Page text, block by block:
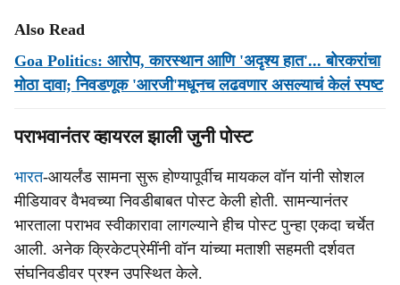
Also Read
Goa Politics: आरोप, कारस्थान आणि 'अदृश्य हात'... बोरकरांचा
मोठा दावा; निवडणूक 'आरजी'मधूनच लढवणार असल्याचं केलं स्पष्ट
पराभवानंतर व्हायरल झाली जुनी पोस्ट
भारत-आयर्लंड सामना सुरू होण्यापूर्वीच मायकल वॉन यांनी सोशल
मीडियावर वैभवच्या निवडीबाबत पोस्ट केली होती. सामन्यानंतर
भारताला पराभव स्वीकारावा लागल्याने हीच पोस्ट पुन्हा एकदा चर्चेत
आली. अनेक क्रिकेटप्रेमींनी वॉन यांच्या मताशी सहमती दर्शवत
संघनिवडीवर प्रश्न उपस्थित केले.